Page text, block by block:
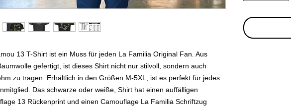
13 T-Shirt ist ein Muss für jeden La Familia Original Fan. Aus
gefertigt, ist dieses Shirt nicht nur stilvoll, sondern auch
zu tragen. Erhältlich in den Größen M-5XL, ist es perfekt für jedes
Das schwarze oder weiße, Shirt hat einen auffälligen
13 Rückenprint und einen Camouflage La Familia Schriftzug